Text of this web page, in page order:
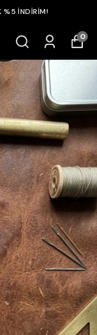
%5 İNDİRİM!
0